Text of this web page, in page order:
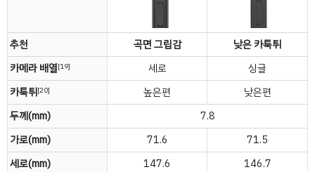
추천 곡면 그립감
낮은 카툭튀
카메라 배열[19] 세로
싱글
카툭튀[20] 높은편
낮은편
두께(mm)
7.8
가로(mm)
71.6
71.5
세로(mm)
147.6
146.7